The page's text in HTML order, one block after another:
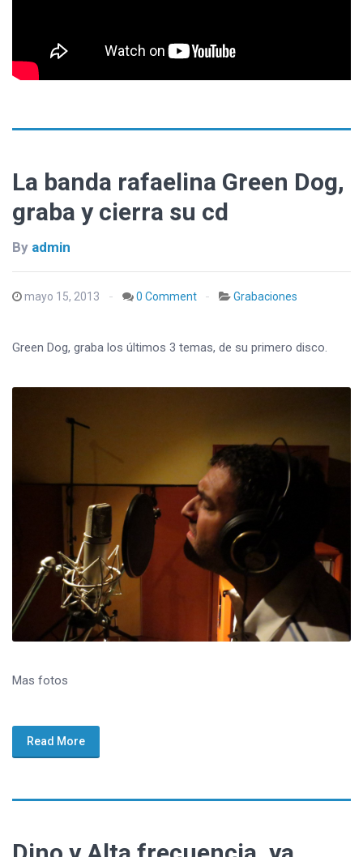
La banda rafaelina Green Dog,
graba y cierra su cd
By admin
mayo 15, 2013 0 Comment Grabaciones
Green Dog, graba los últimos 3 temas, de su primero disco.
Mas fotos
Read More